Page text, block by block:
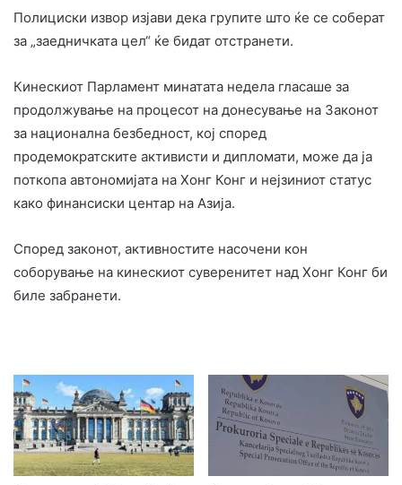
Полициски извор изјави дека групите што ќе се соберат
за „заедничката цел“ ќе бидат отстранети.
Кинескиот Парламент минатата недела гласаше за
продолжување на процесот на донесување на Законот
за национална безбедност, кој според
продемократските активисти и дипломати, може да ја
поткопа автономијата на Хонг Конг и нејзиниот статус
како финансиски центар на Азија.
Според законот, активностите насочени кон
соборување на кинескиот суверенитет над Хонг Конг би
биле забранети.